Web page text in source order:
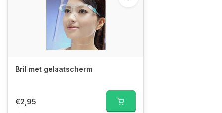
Bril met gelaatscherm
€2,95